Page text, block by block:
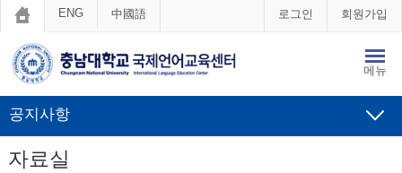
ENG 中國語 로그인 회원가입
메뉴
공지사항
자료실